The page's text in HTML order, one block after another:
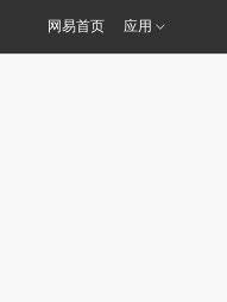
网易首页 应用